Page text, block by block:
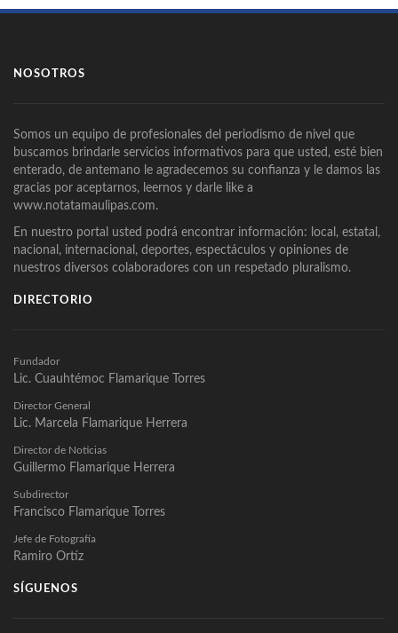
NOSOTROS
Somos un equipo de profesionales del periodismo de nivel que
buscamos brindarle servicios informativos para que usted, esté bien
enterado, de antemano le agradecemos su confianza y le damos las
gracias por aceptarnos, leernos y darle like a
www.notatamaulipas.com.
En nuestro portal usted podrá encontrar información: local, estatal,
nacional, internacional, deportes, espectáculos y opiniones de
nuestros diversos colaboradores con un respetado pluralismo.
DIRECTORIO
Fundador
Lic. Cuauhtémoc Flamarique Torres
Director General
Lic. Marcela Flamarique Herrera
Director de Noticias
Guillermo Flamarique Herrera
Subdirector
Francisco Flamarique Torres
Jefe de Fotografía
Ramiro Ortíz
SÍGUENOS